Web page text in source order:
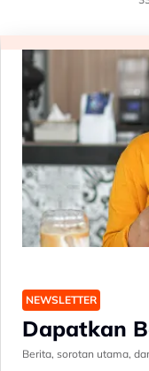
NEWSLETTER
Dapatkan
Berita, sorotan utama,